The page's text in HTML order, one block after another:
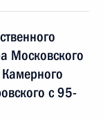
Московского
Камерного
с 95-